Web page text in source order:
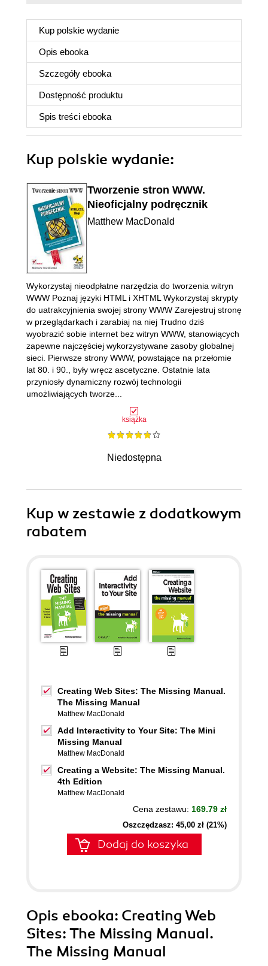
Kup polskie wydanie
Opis ebooka
Szczegóły ebooka
Dostępność produktu
Spis treści ebooka
Kup polskie wydanie:
Tworzenie stron WWW.
Nieoficjalny podręcznik
Matthew MacDonald
książka
Niedostępna
Wykorzystaj nieodpłatne narzędzia do tworzenia witryn
WWW Poznaj języki HTML i XHTML Wykorzystaj skrypty
do uatrakcyjnienia swojej strony WWW Zarejestruj stronę
w przeglądarkach i zarabiaj na niej Trudno dziś
wyobrazić sobie internet bez witryn WWW, stanowiących
zapewne najczęściej wykorzystywane zasoby globalnej
sieci. Pierwsze strony WWW, powstające na przełomie
lat 80. i 90., były wręcz ascetyczne. Ostatnie lata
przyniosły dynamiczny rozwój technologii
umożliwiających tworze...
Kup w zestawie z dodatkowym
rabatem
Creating Web Sites: The Missing Manual.
The Missing Manual
Matthew MacDonald
Add Interactivity to Your Site: The Mini
Missing Manual
Matthew MacDonald
Creating a Website: The Missing Manual.
4th Edition
Matthew MacDonald
Cena zestawu: 169.79 zł
Oszczędzasz: 45,00 zł (21%)
Dodaj do koszyka
Opis ebooka: Creating Web
Sites: The Missing Manual.
The Missing Manual